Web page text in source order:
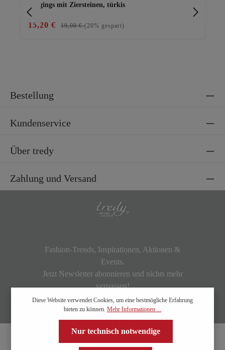
Leggings mit Ziersteinen, türkis
15,20 € 19,00 €(20% gespart)
Bestellung
Kundenservice
Über tredy
Zahlung und Versand
Fashion-Trends, Inspirationen, Aktionen &
Events.
Jetzt Newsletter abonnieren und nichts mehr
verpassen!
Diese Website verwendet Cookies, um eine bestmögliche Erfahrung
bieten zu können. Mehr Informationen ...
Nur technisch notwendige